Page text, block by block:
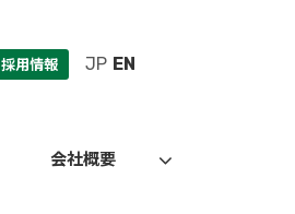
採用情報 JP EN
会社概要